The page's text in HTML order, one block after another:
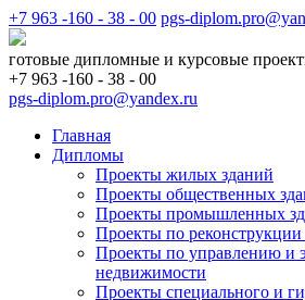
+7 963 -160 - 38 - 00 pgs-
готовые дипломные и курсовые
+7 963 -160 - 38 - 00
pgs-diplom.pro@yandex.ru
Главная
Дипломы
Проекты жилых зданий
Проекты общественных
Проекты промышленных
Проекты по реконструкции
Проекты по управлению и
недвижимости
Проекты специального и